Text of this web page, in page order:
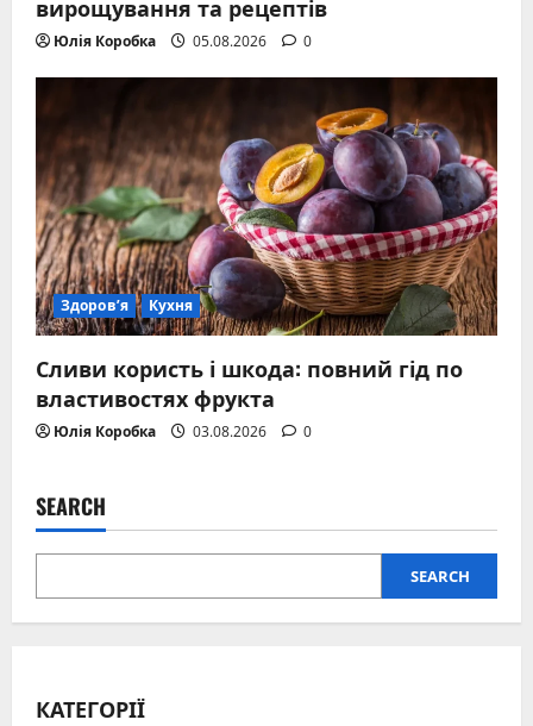
вирощування та рецептів
Юлія Коробка 05.08.2026 0
Здоров’я Кухня
Сливи користь і шкода: повний гід по
властивостях фрукта
Юлія Коробка 03.08.2026 0
SEARCH
SEARCH
КАТЕГОРІЇ